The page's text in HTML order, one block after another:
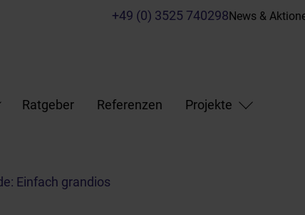
+49 (0) 3525 740298News &
Ratgeber Referenzen Projekte
Einfach grandios